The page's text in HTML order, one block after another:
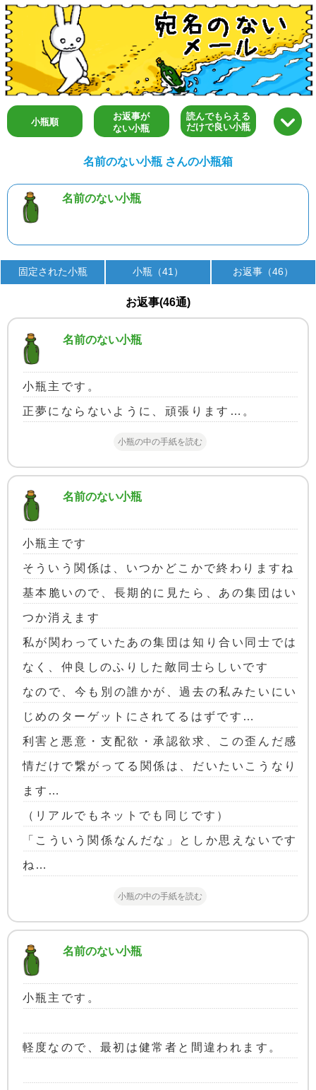
小瓶順
お返事が
ない小瓶
読んでもらえる
だけで良い小瓶
名前のない小瓶 さんの小瓶箱
名前のない小瓶
固定された小瓶 小瓶（41） お返事（46）
お返事(46通)
名前のない小瓶
小瓶主です。
正夢にならないように、頑張ります…。
小瓶の中の手紙を読む
名前のない小瓶
小瓶主です
そういう関係は、いつかどこかで終わりますね
基本脆いので、長期的に見たら、あの集団はい
つか消えます
私が関わっていたあの集団は知り合い同士では
なく、仲良しのふりした敵同士らしいです
なので、今も別の誰かが、過去の私みたいにい
じめのターゲットにされてるはずです…
利害と悪意・支配欲・承認欲求、この歪んだ感
情だけで繋がってる関係は、だいたいこうなり
ます…
（リアルでもネットでも同じです）
「こういう関係なんだな」としか思えないです
ね…
小瓶の中の手紙を読む
名前のない小瓶
小瓶主です。
軽度なので、最初は健常者と間違われます。